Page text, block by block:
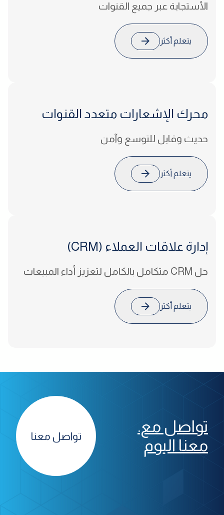
الأستجابة عبر جميع القنوات
يتعلم أكثر
محرك الإشعارات متعدد القنوات
حديث وقابل للتوسع وآمن
يتعلم أكثر
إدارة علاقات العملاء (CRM)
حل CRM متكامل بالكامل لتعزيز أداء المبيعات
يتعلم أكثر
تواصل مع.
معنا اليوم
تواصل معنا